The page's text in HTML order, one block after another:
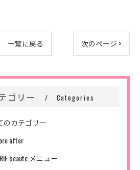
一覧に戻る 次のページ >
ゴリー Categories
のカテゴリー
after
beaute メニュー